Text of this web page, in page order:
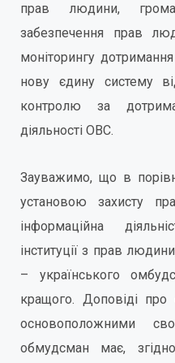
прав людини,
забезпечення прав
моніторингу
нову єдину систему
контролю за
діяльності ОВС.
Зауважимо, що в
установою захисту
інформаційна
інституції з прав
– українського
кращого. Доповіді
основоположними
обмудсман має,